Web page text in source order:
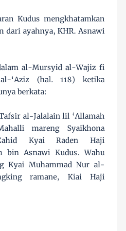
Kudus mengkhatamkan
dari ayahnya, KHR. Asnawi
al-Mursyid al-Wajiz fi
‘Aziz (hal. 118) ketika
berkata:
al-Jalalain lil ‘Allamah
mareng Syaikhona
Kyai Raden Haji
bin Asnawi Kudus. Wahu
Kyai Muhammad Nur al-
ramane, Kiai Haji